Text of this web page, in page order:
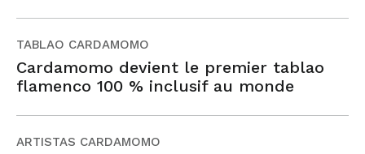
TABLAO CARDAMOMO
Cardamomo devient le premier tablao
flamenco 100 % inclusif au monde
ARTISTAS CARDAMOMO